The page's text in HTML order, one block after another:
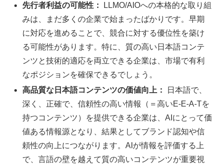
先行者利益の可能性：
LLMO/AIOへの本格的な取り組
みは、まだ多くの企業で始まったばかりです。早期
に対応を進めることで、競合に対する優位性を築け
る可能性があります。特に、質の高い日本語コンテ
ンツと技術的適応を両立できる企業は、市場で有利
なポジションを確保できるでしょう。
高品質な日本語コンテンツの価値向上：
日本語で、
深く、正確で、信頼性の高い情報（＝高いE-E-A-Tを
持つコンテンツ）を提供できる企業は、AIにとって価
値ある情報源となり、結果としてブランド認知や信
頼性の向上につながります。AIが情報を評価する上
で、言語の壁を越えて質の高いコンテンツが重要視